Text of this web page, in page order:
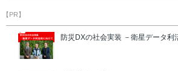
【PR】
防災DXの社会実装 －衛星データ利